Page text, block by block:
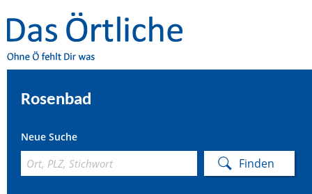
Rosenbad
Neue Suche